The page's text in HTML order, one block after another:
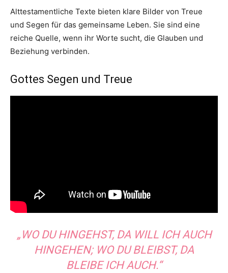
Alttestamentliche Texte bieten klare Bilder von Treue
und Segen für das gemeinsame Leben. Sie sind eine
reiche Quelle, wenn ihr Worte sucht, die Glauben und
Beziehung verbinden.
Gottes Segen und Treue
„WO DU HINGEHST, DA WILL ICH AUCH
HINGEHEN; WO DU BLEIBST, DA
BLEIBE ICH AUCH.“